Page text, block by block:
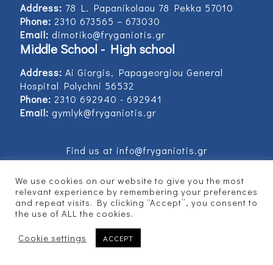
Address: 78 L. Papanikolaou 78 Pekka 57010
Phone: 2310 673565 – 673030
Email: dimotiko@fryganiotis.gr
Middle School - High school
Address: Ai Giorgis, Papageorgiou General
Hospital Polychni 56532
Phone: 2310 692940 - 692941
Email: gymlyk@fryganiotis.gr
Find us at info@fryganiotis.gr
© 2017 Εκπαιδευτήρια Φρυγανιώτη - Developed
byVertitech
We use cookies on our website to give you the most
relevant experience by remembering your preferences
and repeat visits. By clicking “Accept”, you consent to
the use of ALL the cookies.
Cookie settings ACCEPT